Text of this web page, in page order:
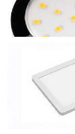
от 98.28 р.
СВЕТОДИОДНЫЙ
IP20, 16 ДИОДОВ